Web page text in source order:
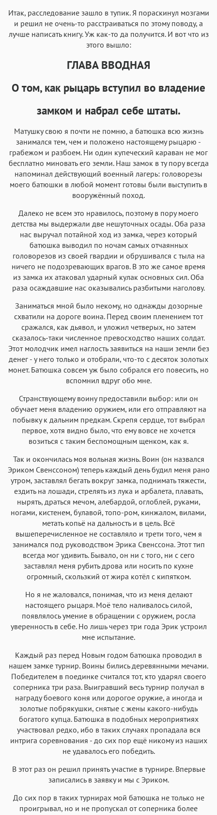
Итак, расследование зашло в тупик. Я пораскинул мозгами
и решил не очень-то расстраиваться по этому поводу, а
лучше написать книгу. Уж как-то да получится. И вот что из
этого вышло:
ГЛАВА ВВОДНАЯ
О том, как рыцарь вступил во владение
замком и набрал себе штаты.
Матушку свою я почти не помню, а батюшка всю жизнь
занимался тем, чем и положено настоящему рыцарю -
грабежом и разбоем. Ни один купеческий караван не мог
бесплатно миновать его земли. Наш замок в ту пору всегда
напоминал действующий военный лагерь: головорезы
моего батюшки в любой момент готовы были выступить в
вооружённый поход.
Далеко не всем это нравилось, поэтому в пору моего
детства мы выдержали две нешуточных осады. Оба раза
нас выручал потайной ход из замка, через который
батюшка выводил по ночам самых отчаянных
головорезов из своей гвардии и обрушивался с тыла на
ничего не подозревающих врагов. В это же самое время
из замка их атаковал ударный кулак основных сил. Оба
раза осаждавшие нас оказывались разбитыми наголову.
Заниматься мной было некому, но однажды дозорные
схватили на дороге воина. Перед своим пленением тот
сражался, как дьявол, и уложил четверых, но затем
сказалось-таки численное превосходство наших солдат.
Этот молодчик имел наглость заявиться на наши земли без
денег - у него только и отобрали, что-то с десяток золотых
монет. Батюшка совсем уж было собрался его повесить, но
вспомнил вдруг обо мне.
Странствующему воину предоставили выбор: или он
обучает меня владению оружием, или его отправляют на
побывку к дальним предкам. Скрепя сердце, тот выбрал
первое, хотя видно было, что ему вовсе не хочется
возиться с таким беспомощным щенком, как я.
Так и окончилась моя вольная жизнь. Воин (он назвался
Эриком Свенссоном) теперь каждый день будил меня рано
утром, заставлял бегать вокруг замка, поднимать тяжести,
ездить на лошади, стрелять из лука и арбалета, плавать,
нырять, драться мечом, алебардой, оглоблей, руками,
ногами, кистенем, булавой, топо-ром, кинжалом, вилами,
метать копьё на дальность и в цель. Всё
вышеперечисленное не составляло и трети того, чем я
занимался под руководством Эрика Свенссона. Этот тип
всегда мог удивить. Бывало, он ни с того, ни с сего
заставлял меня рубить дрова или носить по кухне
огромный, скользкий от жира котёл с кипятком.
Но я не жаловался, понимая, что из меня делают
настоящего рыцаря. Моё тело наливалось силой,
появлялось умение в обращении с оружием, росла
уверенность в себе. Но лишь через три года Эрик устроил
мне испытание.
Каждый раз перед Новым годом батюшка проводил в
нашем замке турнир. Воины бились деревянными мечами.
Победителем в поединке считался тот, кто ударял своего
соперника три раза. Выигравший весь турнир получал в
награду боевого коня или дорогое оружие, а иногда и
золотые побрякушки, снятые с жены какого-нибудь
богатого купца. Батюшка в подобных мероприятиях
участвовал редко, ибо в таких случаях пропадала вся
интрига соревнования - до сих пор ещё никому из наших
не удавалось его победить.
В этот раз он решил принять участие в турнире. Впервые
записались в заявку и мы с Эриком.
До сих пор в таких турнирах мой батюшка не только не
проигрывал, но и не пропускал от соперника более